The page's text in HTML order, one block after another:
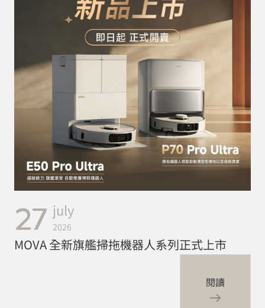
27 july
2026
MOVA 全新旗艦掃拖機器人系列正式上市
閱讀